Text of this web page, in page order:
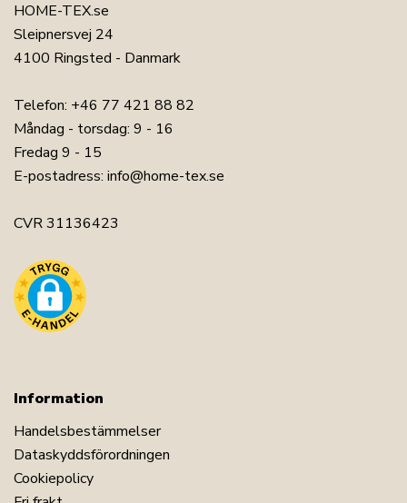
HOME-TEX.se
Sleipnersvej 24
4100 Ringsted - Danmark
Telefon: +46 77 421 88 82
Måndag - torsdag: 9 - 16
Fredag 9 - 15
E-postadress: info@home-tex.se
CVR 31136423
Information
Handelsbestämmelser
Dataskyddsförordningen
Cookiepolicy